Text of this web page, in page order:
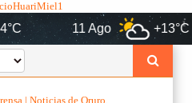
11 Ago +13°C